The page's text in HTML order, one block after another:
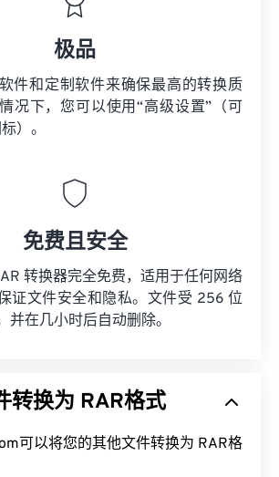
极品
件和定制软件来确保最高的转换质
况下，您可以使用“高级设置”（可
）。
免费且安全
转换器完全免费，适用于任何网络
证文件安全和隐私。文件受 256 位
并在几小时后自动删除。
转换为 RAR格式
可以将您的其他文件转换为 RAR格